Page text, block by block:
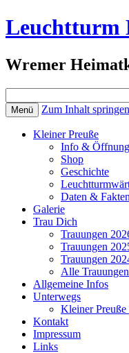
Leuchtturm
Wremer
nach:
Menü Zum Inhalt springen
Kleiner Preuße
Info &
Shop
Geschichte
Daten & Fakten
Galerie
Trau Dich
Trauungen
Trauungen
Trauungen
Alle
Allgemeine Infos
Unterwegs
Kleiner Preuße
Kontakt
Impressum
Links